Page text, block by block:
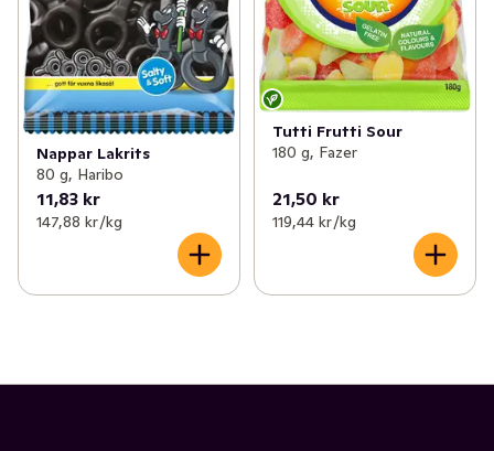
Nappar Lakrits
80 g, Haribo
11,83 kr
147,88 kr /kg
Tutti Frutti Sour
180 g, Fazer
21,50 kr
119,44 kr /kg